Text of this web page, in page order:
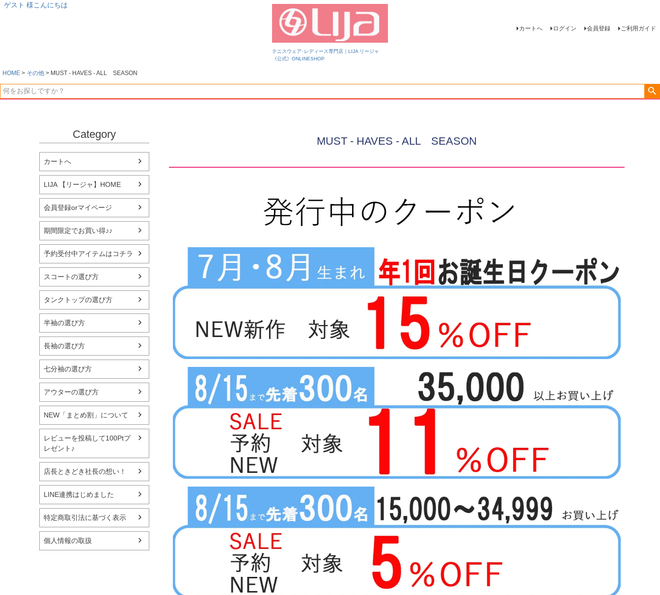
テニスウェア･レディース専門店｜LIJA リージャ
《公式》ONLINESHOP
ゲスト 様こんにちは
カートへ ログイン 会員登録 ご利用ガイド
HOME その他 MUST - HAVES - ALL SEASON
Category
カートへ
LIJA 【リージャ】HOME
会員登録orマイページ
期間限定でお買い得♪♪
予約受付中アイテムはコチラ
スコートの選び方
タンクトップの選び方
半袖の選び方
長袖の選び方
七分袖の選び方
アウターの選び方
NEW「まとめ割」について
レビューを投稿して100Ptプ
レゼント♪
店長ときどき社長の想い！
LINE連携はじめました
特定商取引法に基づく表示
個人情報の取扱
MUST - HAVES - ALL SEASON